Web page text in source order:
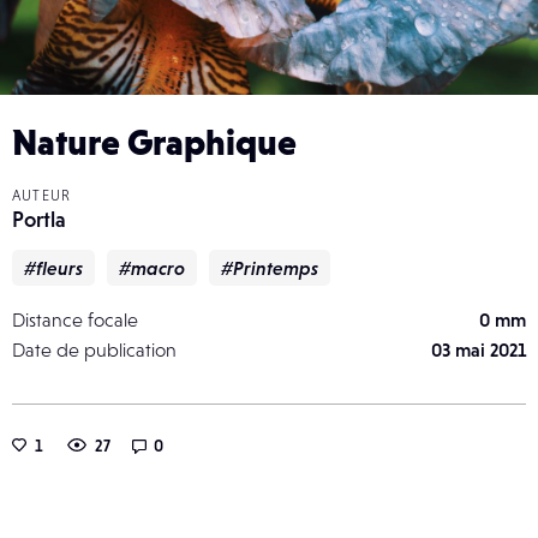
Nature Graphique
AUTEUR
Portla
#fleurs #macro #Printemps
Distance focale
0 mm
Date de publication
03 mai 2021
1 27 0